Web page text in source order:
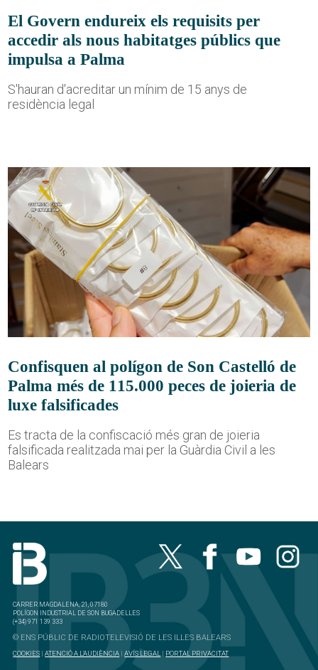
El Govern endureix els requisits per
accedir als nous habitatges públics que
impulsa a Palma
S'hauran d'acreditar un mínim de 15 anys de
residència legal
Confisquen al polígon de Son Castelló de
Palma més de 115.000 peces de joieria de
luxe falsificades
Es tracta de la confiscació més gran de joieria
falsificada realitzada mai per la Guàrdia Civil a les
Balears
CARRER MAGDALENA, 21, 07180
POLÍGON INDUSTRIAL DE SON BUGADELLES
(+34) 971 139 333
© ENS PÚBLIC DE RADIOTELEVISIÓ DE LES ILLES BALEARS
COOKIES |ATENCIÓ A L'AUDIÈNCIA |AVÍS LEGAL | PORTAL PRIVACITAT